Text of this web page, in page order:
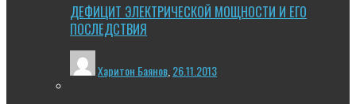
ДЕФИЦИТ ЭЛЕКТРИЧЕСКОЙ МОЩНОСТИ И ЕГО
ПОСЛЕДСТВИЯ
Харитон Баянов 26.11.2013